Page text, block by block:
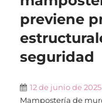
previene
seguridad
12 de junio de 2025
Mampostería de